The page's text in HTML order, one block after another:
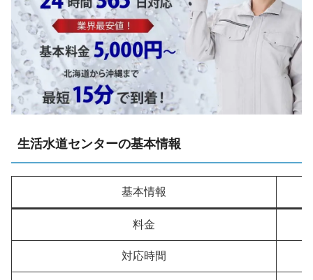
生活水道センターの基本情報
基本情報
料金
対応時間